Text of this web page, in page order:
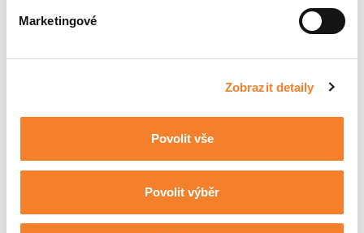
Marketingové
Zobrazit detaily
Povolit vše
Povolit výběr